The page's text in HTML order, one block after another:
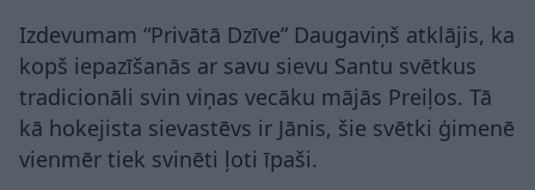
Izdevumam “Privātā Dzīve” Daugaviņš atklājis, ka
kopš iepazīšanās ar savu sievu Santu svētkus
tradicionāli svin viņas vecāku mājās Preiļos. Tā
kā hokejista sievastēvs ir Jānis, šie svētki ģimenē
vienmēr tiek svinēti ļoti īpaši.